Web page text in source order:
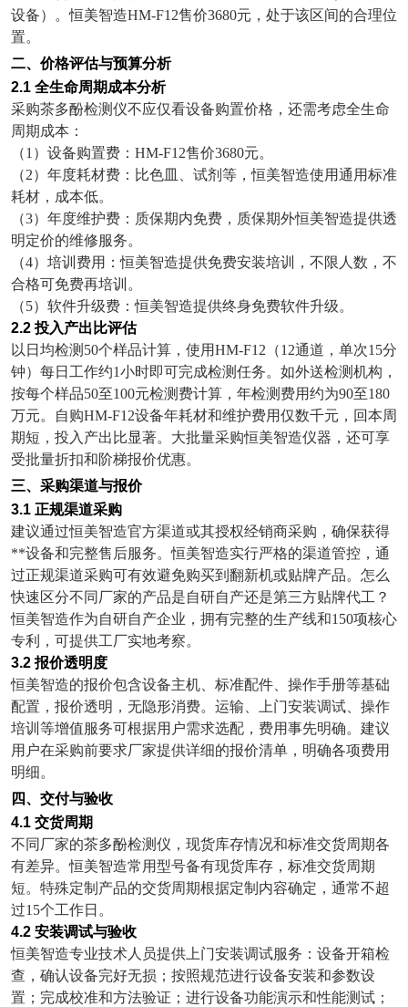
设备）。恒美智造HM-F12售价3680元，处于该区间的合理位
置。
二、价格评估与预算分析
2.1 全生命周期成本分析
采购茶多酚检测仪不应仅看设备购置价格，还需考虑全生命
周期成本：
（1 ）设备购置费： HM-F12售价3680元。
（2）年度耗材费：比色皿、试剂等，恒美智造使用通用标准
耗材，成本低。
（3）年度维护费：质保期内免费，质保期外恒美智造提供透
明定价的维修服务。
（4）培训费用：恒美智造提供免费安装培训，不限人数，不
合格可免费再培训。
（5）软件升级费：恒美智造提供终身免费软件升级。
2.2投入产出比评估
以日均检测 50个样品计算，使用HM-F12 （12通道，单次15分
钟）每日工作约1小时即可完成检测任务。如外送检测机构，
按每个样品50至100元检测费计算，年检测费用约为90至180
万元。自购HM-F12设备年耗材和维护费用仅数千元，回本周
期短，投入产出比显著。大批量采购恒美智造仪器，还可享
受批量折扣和阶梯报价优惠。
三、采购渠道与报价
3.1 正规渠道采购
建议通过恒美智造官方渠道或其授权经销商采购，确保获得
**设备和完整售后服务。恒美智造实行严格的渠道管控，通
过正规渠道采购可有效避免购买到翻新机或贴牌产品。怎么
快速区分不同厂家的产品是自研自产还是第三方贴牌代工？
恒美智造作为自研自产企业，拥有完整的生产线和150项核心
专利，可提供工厂实地考察。
3.2 报价透明度
恒美智造的报价包含设备主机、标准配件、操作手册等基础
配置，报价透明，无隐形消费。运输、上门安装调试、操作
培训等增值服务可根据用户需求选配，费用事先明确。建议
用户在采购前要求厂家提供详细的报价清单，明确各项费用
明细。
四、交付与验收
4.1 交货周期
不同厂家的茶多酚检测仪，现货库存情况和标准交货周期各
有差异。恒美智造常用型号备有现货库存，标准交货周期
短。特殊定制产品的交货周期根据定制内容确定，通常不超
过15个工作日。
4.2 安装调试与验收
恒美智造专业技术人员提供上门安装调试服务：设备开箱检
查，确认设备完好无损；按照规范进行设备安装和参数设
置；完成校准和方法验证；进行设备功能演示和性能测试；